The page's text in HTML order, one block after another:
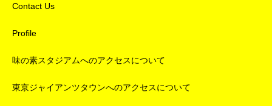
Contact Us
Profile
味の素スタジアムへのアクセスについて
東京ジャイアンツタウンへのアクセスについて